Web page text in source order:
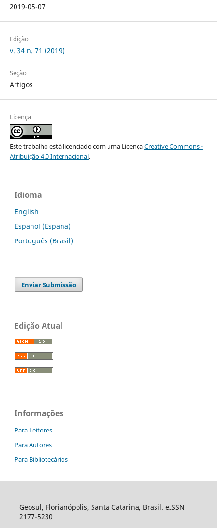
2019-05-07
Edição
v. 34 n. 71 (2019)
Seção
Artigos
Licença
Este trabalho está licenciado com uma LicençaCreative Commons -
Atribuição 4.0 Internacional.
Idioma
English
Español (España)
Português (Brasil)
Enviar Submissão
Edição Atual
Informações
Para Leitores
Para Autores
Para Bibliotecários
Geosul, Florianópolis, Santa Catarina, Brasil. eISSN
2177-5230